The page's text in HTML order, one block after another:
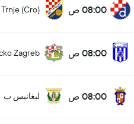
08:00 ص Trnje (Cro)
08:00 ص Zagreb
08:00 ص ليغانيس ب